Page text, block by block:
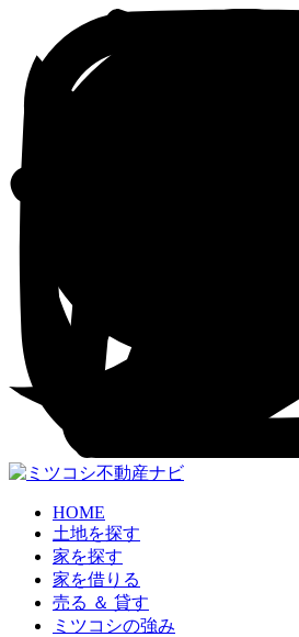
HOME
土地を探す
家を探す
家を借りる
売る ＆ 貸す
ミツコシの強み